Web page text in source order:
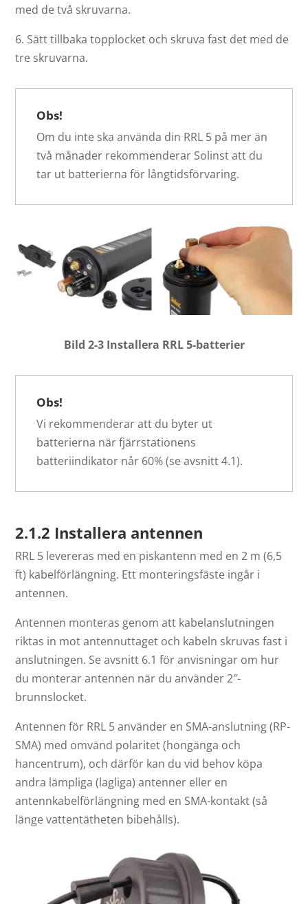
med de två skruvarna.
6. Sätt tillbaka topplocket och skruva fast det med de
tre skruvarna.
Obs!
Om du inte ska använda din RRL 5 på mer än
två månader rekommenderar Solinst att du
tar ut batterierna för långtidsförvaring.
Bild 2-3 Installera RRL 5-batterier
Obs!
Vi rekommenderar att du byter ut
batterierna när fjärrstationens
batteriindikator når 60% (se avsnitt 4.1).
2.1.2 Installera antennen
RRL 5 levereras med en piskantenn med en 2 m (6,5
ft) kabelförlängning. Ett monteringsfäste ingår i
antennen.
Antennen monteras genom att kabelanslutningen
riktas in mot antennuttaget och kabeln skruvas fast i
anslutningen. Se avsnitt 6.1 för anvisningar om hur
du monterar antennen när du använder 2″-
brunnslocket.
Antennen för RRL 5 använder en SMA-anslutning (RP-
SMA) med omvänd polaritet (hongänga och
hancentrum), och därför kan du vid behov köpa
andra lämpliga (lagliga) antenner eller en
antennkabelförlängning med en SMA-kontakt (så
länge vattentätheten bibehålls).